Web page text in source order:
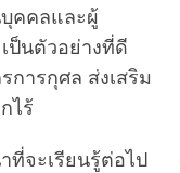
คคลและผู้
ป็นตัวอย่างที่ดี
การกุศล ส่งเสริม
ไร้
ที่จะเรียนรู้ต่อไป